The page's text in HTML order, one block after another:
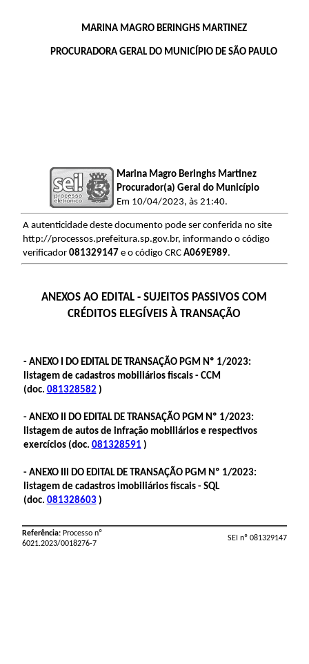
MARINA MAGRO BERINGHS MARTINEZ
PROCURADORA GERAL DO MUNICÍPIO DE SÃO PAULO
Marina Magro Beringhs Martinez
Procurador(a) Geral do Município
Em 10/04/2023, às 21:40.
A autenticidade deste documento pode ser conferida no site
http://processos.prefeitura.sp.gov.br, informando o código
verificador 081329147e o código CRC A069E989.
ANEXOS AO EDITAL -SUJEITOS PASSIVOS COM
CRÉDITOS ELEGÍVEIS À TRANSAÇÃO
- ANEXO I DO EDITAL DE TRANSAÇÃO PGM Nº 1/2023:
listagem de cadastros mobiliários fiscais - CCM
(doc. 081328582 )
- ANEXO II DO EDITAL DE TRANSAÇÃO PGM Nº 1/2023:
listagem de autos de infração mobiliários e respectivos
exercícios (doc. 081328591 )
- ANEXO III DO EDITAL DE TRANSAÇÃO PGM Nº 1/2023:
listagem de cadastros imobiliários fiscais - SQL
(doc. 081328603)
Referência:Processo nº
6021.2023/0018276-7
SEI nº 081329147